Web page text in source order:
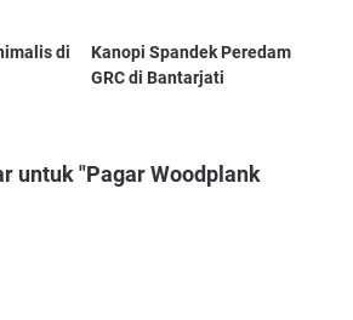
di
Kanopi Spandek Peredam
GRC di Bantarjati
untuk "Pagar Woodplank